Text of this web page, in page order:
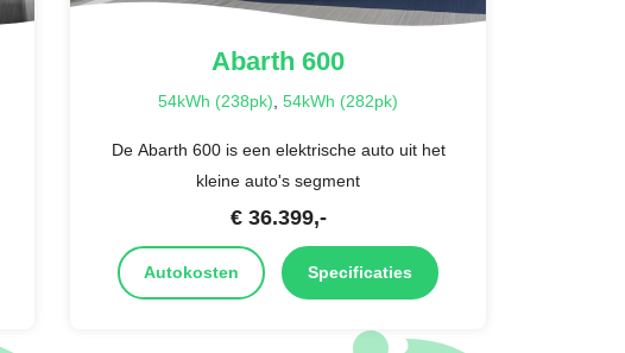
Abarth 600
54kWh (238pk), 54kWh (282pk)
De Abarth 600 is een elektrische auto uit het
kleine auto's segment
€ 36.399,-
Autokosten Specificaties